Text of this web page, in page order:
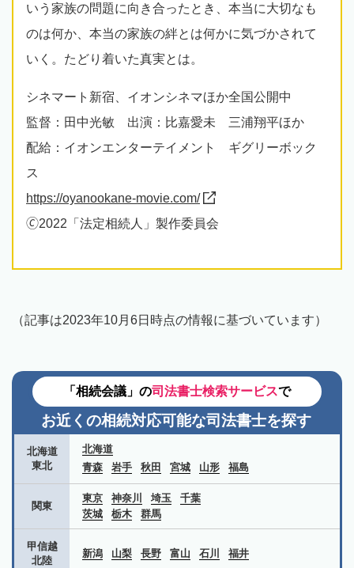
いう家族の問題に向き合ったとき、本当に大切なも
のは何か、本当の家族の絆とは何かに気づかされて
いく。たどり着いた真実とは。
シネマート新宿、イオンシネマほか全国公開中
監督：田中光敏 出演：比嘉愛未 三浦翔平ほか
配給：イオンエンターテイメント ギグリーボック
ス
https://oyanookane-movie.com/
🄫2022「法定相続人」製作委員会
（記事は2023年10月6日時点の情報に基づいています）
「相続会議」の司法書士検索サービスで
お近くの相続対応可能な司法書士を探す
北海道
東北
北海道
青森
岩手 秋田 宮城 山形 福島
関東
東京 神奈川 埼玉
千葉
茨城
栃木 群馬
甲信越
北陸
新潟 山梨 長野 富山 石川 福井